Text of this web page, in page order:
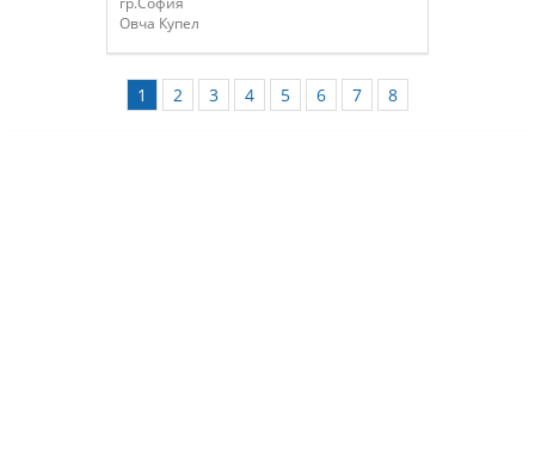
Овча Купел
1 2 3 4 5 6 7 8